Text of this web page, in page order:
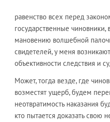
равенство всех перед
государственные
мановению волшебной
свидетелей, у меня
объективности следствия и
Может, тогда везде, где
возместят ущерб, будем
неотвратимость наказания
кто пытается доказать свою